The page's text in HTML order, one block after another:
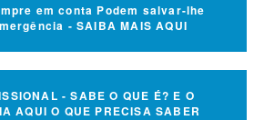
em conta Podem salvar-lhe
- SAIBA MAIS AQUI
- SABE O QUE É? E O
AQUI O QUE PRECISA SABER